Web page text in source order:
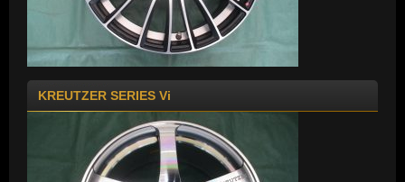
KREUTZER SERIES Vi